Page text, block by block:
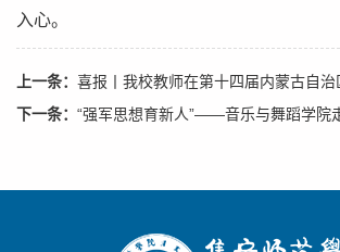
入心。
上一条： 喜报丨我校教师在第十四届内蒙古自治区高校青年教师教学竞赛暨第八届全国高校
下一条： “强军思想育新人”——音乐与舞蹈学院走进武警